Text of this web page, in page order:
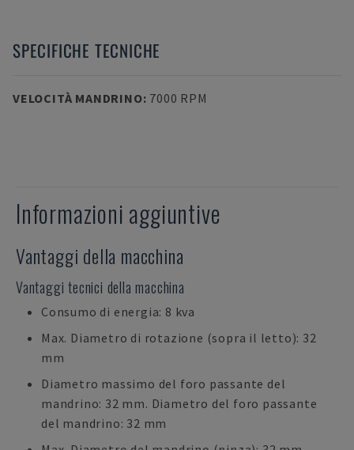
SPECIFICHE TECNICHE
VELOCITÀ MANDRINO: 7000 RPM
Informazioni aggiuntive
Vantaggi della macchina
Vantaggi tecnici della macchina
Consumo di energia: 8 kva
Max. Diametro di rotazione (sopra il letto): 32
mm
Diametro massimo del foro passante del
mandrino: 32 mm. Diametro del foro passante
del mandrino: 32 mm